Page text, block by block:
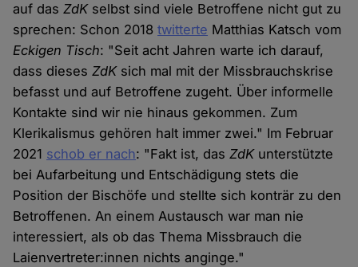
auf dasZdK selbst sind viele Betroffene nicht gut zu
sprechen: Schon 2018twitterte Matthias Katsch vom
Eckigen Tisch: "Seit acht Jahren warte ich darauf,
dass diesesZdK sich mal mit der Missbrauchskrise
befasst und auf Betroffene zugeht. Über informelle
Kontakte sind wir nie hinaus gekommen. Zum
Klerikalismus gehören halt immer zwei." Im Februar
2021 schob er nach: "Fakt ist, dasZdKunterstützte
bei Aufarbeitung und Entschädigung stets die
Position der Bischöfe und stellte sich konträr zu den
Betroffenen. An einem Austausch war man nie
interessiert, als ob das Thema Missbrauch die
Laienvertreter:innen nichts anginge."